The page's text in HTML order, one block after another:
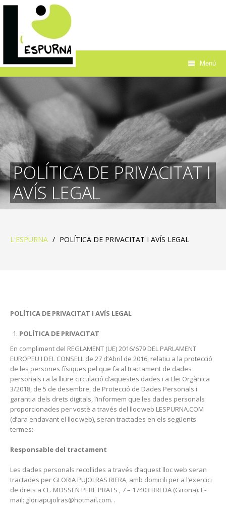
Menú
POLÍTICA DE PRIVACITAT I
AVÍS LEGAL
L'ESPURNA / POLÍTICA DE PRIVACITAT I AVÍS LEGAL
POLÍTICA DE PRIVACITAT I AVÍS LEGAL
POLÍTICA DE PRIVACITAT
En compliment del REGLAMENT (UE) 2016/679 DEL PARLAMENT
EUROPEU I DEL CONSELL de 27 d’Abril de 2016, relatiu a la protecció
de les persones físiques pel que fa al tractament de dades
personals i a la lliure circulació d’aquestes dades i a Llei Orgànica
3/2018, de 5 de desembre, de Protecció de Dades Personals i
garantia dels drets digitals, l’informem que les dades personals
proporcionades per vostè a través del lloc web LESPURNA.COM
(d’ara endavant el lloc web), seran tractades en els següents
termes:
Responsable del tractament
Les dades personals recollides a través d’aquest lloc web seran
tractades per GLORIA PUJOLRAS RIERA, amb domicili per a l’exercici
de drets a CL. MOSSEN PERE PRATS , 7 – 17403 BREDA (Girona). E-
mail: gloriapujolras@hotmail.com. .